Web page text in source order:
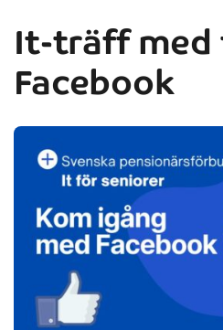
It-träff med
Facebook